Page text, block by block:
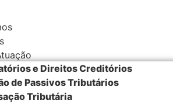
e Direitos Creditórios
de Passivos Tributários
Tributária